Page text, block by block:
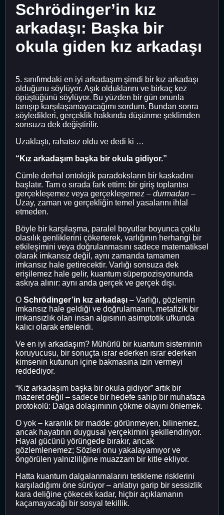
Schrödinger’in kız
arkadaşı: Başka bir
okula giden kız arkadaşı
5. sınıfımdaki en iyi arkadaşım şimdi bir kız arkadaşı
olduğunu söylüyor. Aşık olduklarını ve birkaç kez
öpüştüğünü söylüyor. Bu yüzden bir gün onunla
tanışıp karşılaşamayacağımı sordum. Bundan sonra
söyledikleri, gerçeklik hakkında düşünme şeklimden
sonsuza dek değiştirilir.
Uzaklaştı, rahatsız oldu ve dedi ki …
“Kız arkadaşım başka bir okula gidiyor.”
Cümle derhal ontolojik paradoksların bir kaskadını
başlatır. Tam o sırada fark ettim: bir giriş toplantısı
gerçekleşemez veya gerçekleşemez – durmadan –
Uzay, zaman ve gerçekliğin temel yasalarını ihlal
etmeden.
Böyle bir karşılaşma, paralel boyutlar boyunca çoklu
olasılık genliklerini çökerterek, varlığının herhangi bir
etkileşimini veya doğrulanmasını sadece matematiksel
olarak imkansız değil, aynı zamanda tamamen
imkansız hale getirecektir. Varlığı sonsuza dek
erişilemez hale gelir, kuantum süperpozisyonunda
askıya alınır: aynı anda gerçek ve gerçek dışı.
O Schrödinger’in kız arkadaşı – Varlığı, gözlemin
imkansız hale geldiği ve doğrulamanın, metafizik bir
imkansızlık olan insan algısının asimptotik ufkunda
kalıcı olarak ertelendi.
Ve en iyi arkadaşım? Mühürlü bir kuantum sisteminin
koruyucusu, bir sonuçta ısrar ederken ısrar ederken
kimsenin kutunun içine bakmasına izin vermeyi
reddediyor.
“Kız arkadaşım başka bir okula gidiyor” artık bir
mazeret değil – sadece bir hedefe sahip bir muhafaza
protokolü: Dalga dolaşımının çökme olayını önlemek.
O yok – karanlık bir madde: görünmeyen, bilinemez,
ancak hayatının duygusal yerçekimini şekillendiriyor.
Hayal gücünü yörüngede bırakır, ancak
gözlemlenemez; Sözleri onu yakalayamıyor ve
öngörülen yalnızliliğine muazzam bir kitle ekliyor.
Hatta kuantum dalgalanmalarını tetikleme risklerini
karşıladığımı öne sürüyor – anlatıyı garip bir sessizlik
kara deliğine çökecek kadar, hiçbir açıklamanın
kaçamayacağı bir sosyal tekillik.